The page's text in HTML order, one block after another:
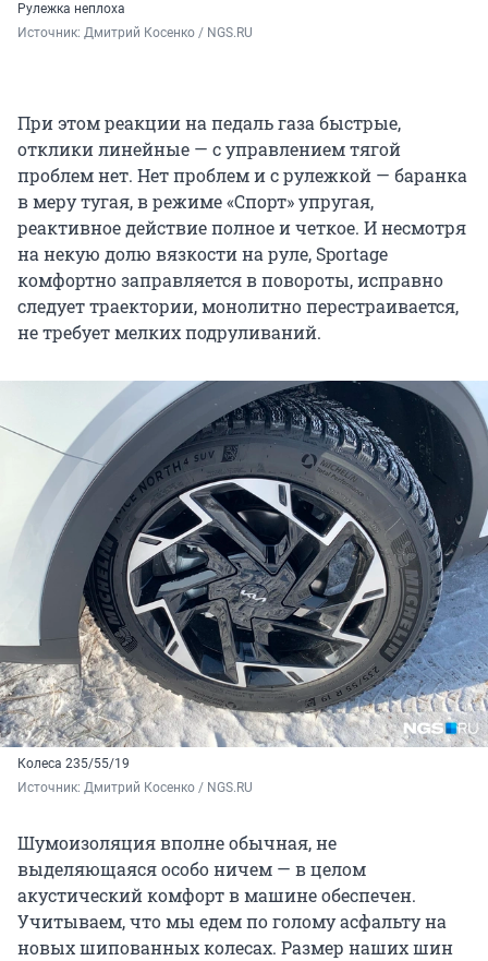
Рулежка неплоха
Источник: Дмитрий Косенко / NGS.RU
При этом реакции на педаль газа быстрые,
отклики линейные — с управлением тягой
проблем нет. Нет проблем и с рулежкой — баранка
в меру тугая, в режиме «Спорт» упругая,
реактивное действие полное и четкое. И несмотря
на некую долю вязкости на руле, Sportage
комфортно заправляется в повороты, исправно
следует траектории, монолитно перестраивается,
не требует мелких подруливаний.
Колеса 235/55/19
Источник: Дмитрий Косенко / NGS.RU
Шумоизоляция вполне обычная, не
выделяющаяся особо ничем — в целом
акустический комфорт в машине обеспечен.
Учитываем, что мы едем по голому асфальту на
новых шипованных колесах. Размер наших шин